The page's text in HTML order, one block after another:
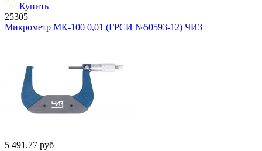
Купить
25305
Микрометр МК-100 0,01 (ГРСИ №50593-12) ЧИЗ
5 491.77 руб